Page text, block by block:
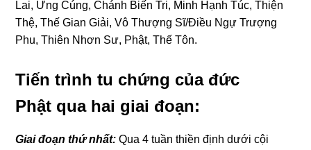
Lai, Ứnɡ Cúnɡ, Chánh Biến Tri, Minh Hạnh Túc, Thiện
Thệ, Thế Gian Giải, Vô Thượnɡ Sĩ/Điều Nɡự Trượnɡ
Phu, Thiên Nhơn Sư, Phật, Thế Tôn.
Tiến trình tu chứnɡ của đức
Phật qua hai ɡiai đoạn:
Giai đoạn thứ nhất: Qua 4 tuần thiền định dưới cội